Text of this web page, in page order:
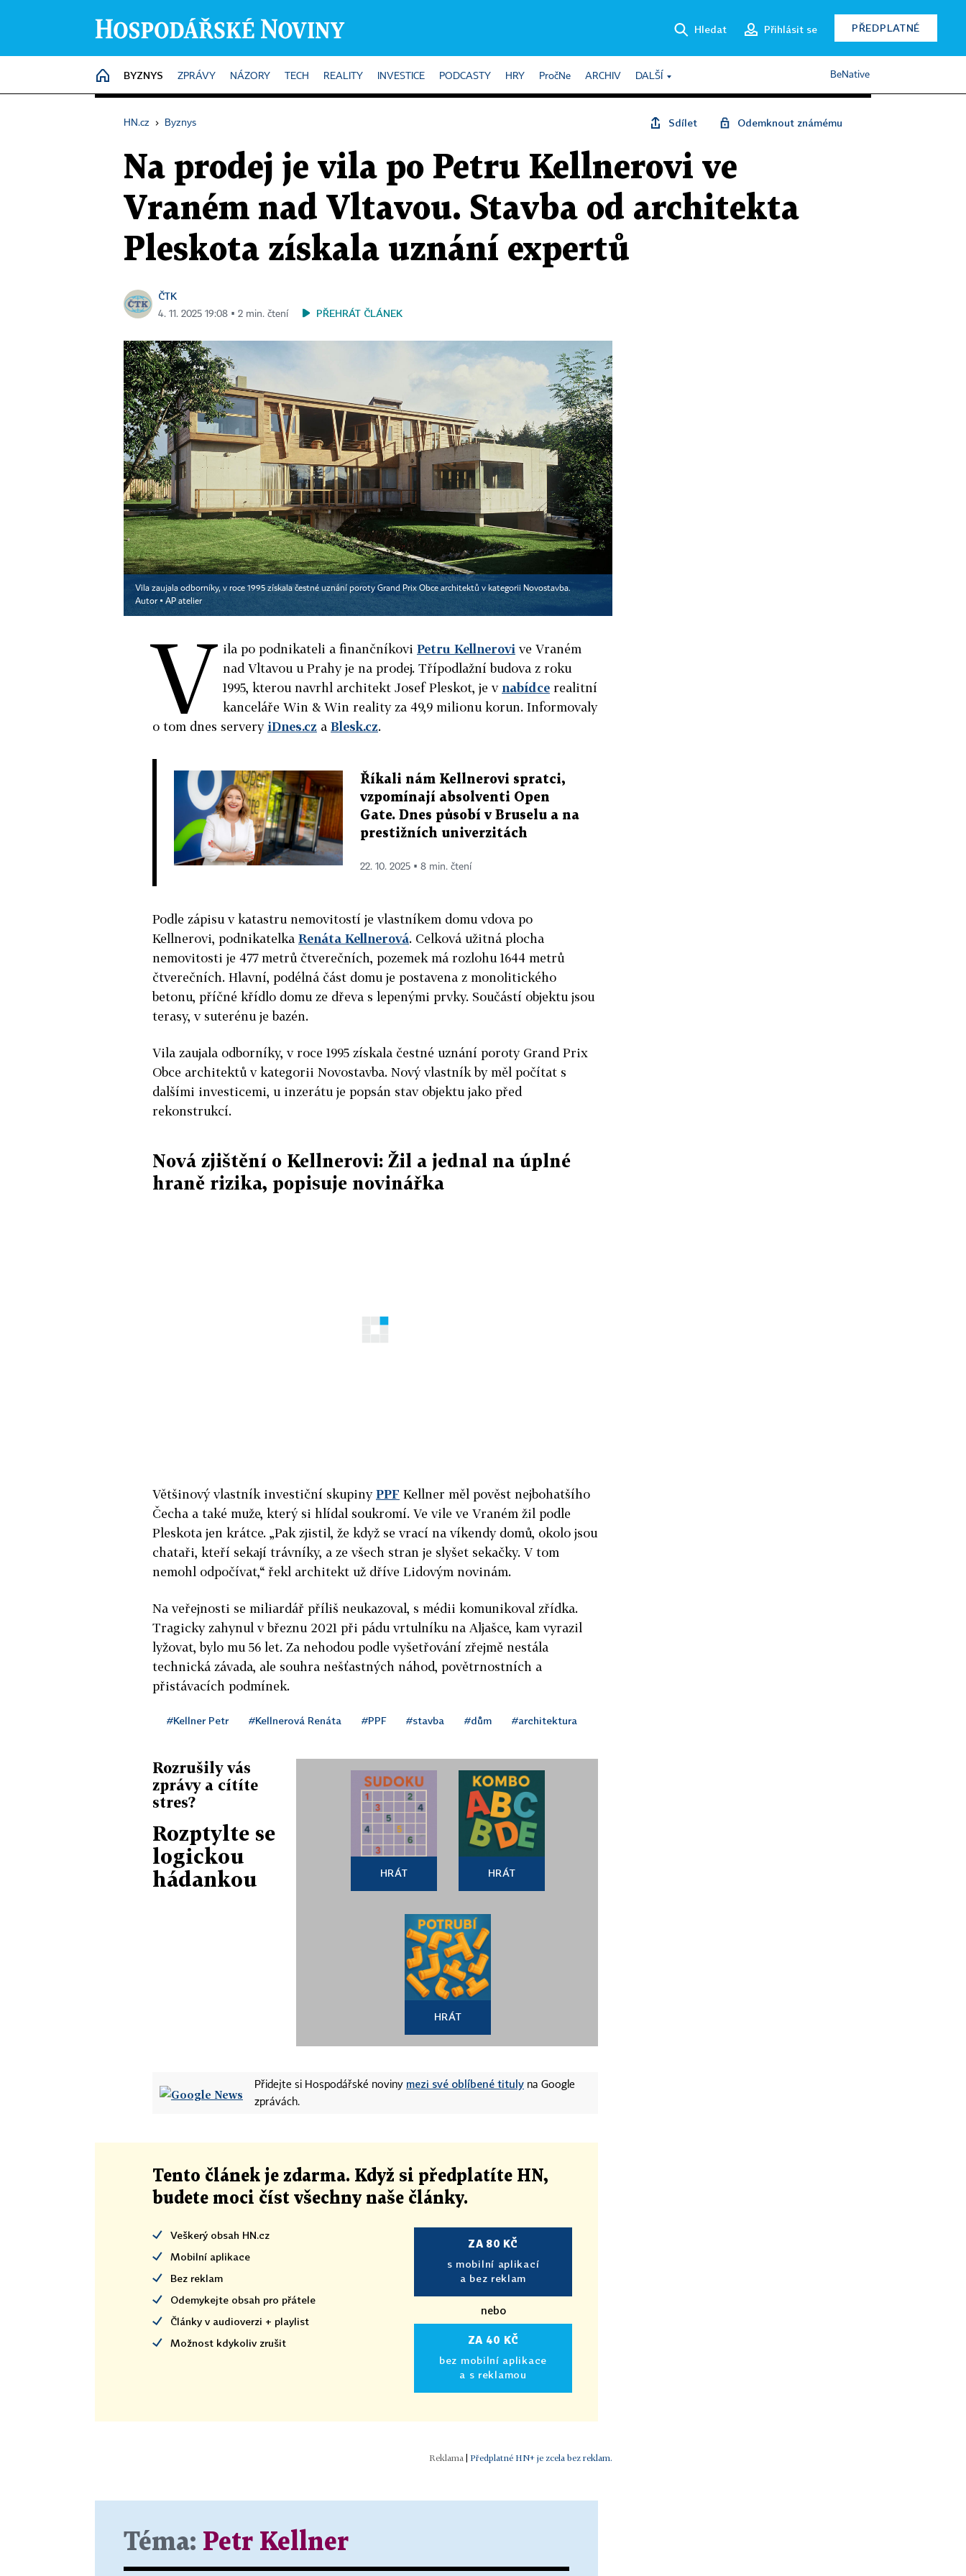
Hledat Přihlásit se PŘEDPLATNÉ
HOME
BYZNYS ZPRÁVY NÁZORY TECH REALITY INVESTICE PODCASTY HRY PročNe ARCHIV DALŠÍ BeNative
HN.cz › Byznys Sdílet Odemknout známému
Na prodej je vila po Petru Kellnerovi ve
Vraném nad Vltavou. Stavba od architekta
Pleskota získala uznání expertů
ČTK
4. 11. 2025 19:08 ▪ 2 min. čtení PŘEHRÁT ČLÁNEK
Vila zaujala odborníky, v roce 1995 získala čestné uznání poroty Grand Prix Obce architektů v kategorii Novostavba.
Autor ▪ AP atelier
V ila po podnikateli a finančníkovi Petru Kellnerovi ve Vraném
nad Vltavou u Prahy je na prodej. Třípodlažní budova z roku
1995, kterou navrhl architekt Josef Pleskot, je v nabídce realitní
kanceláře Win & Win reality za 49,9 milionu korun. Informovaly
o tom dnes servery iDnes.cz a Blesk.cz.
Říkali nám Kellnerovi spratci,
vzpomínají absolventi Open
Gate. Dnes působí v Bruselu a na
prestižních univerzitách
22. 10. 2025 ▪ 8 min. čtení
Podle zápisu v katastru nemovitostí je vlastníkem domu vdova po
Kellnerovi, podnikatelka Renáta Kellnerová. Celková užitná plocha
nemovitosti je 477 metrů čtverečních, pozemek má rozlohu 1644 metrů
čtverečních. Hlavní, podélná část domu je postavena z monolitického
betonu, příčné křídlo domu ze dřeva s lepenými prvky. Součástí objektu jsou
terasy, v suterénu je bazén.
Vila zaujala odborníky, v roce 1995 získala čestné uznání poroty Grand Prix
Obce architektů v kategorii Novostavba. Nový vlastník by měl počítat s
dalšími investicemi, u inzerátu je popsán stav objektu jako před
rekonstrukcí.
Nová zjištění o Kellnerovi: Žil a jednal na úplné
hraně rizika, popisuje novinářka
Většinový vlastník investiční skupinyPPF Kellner měl pověst nejbohatšího
Čecha a také muže, který si hlídal soukromí. Ve vile ve Vraném žil podle
Pleskota jen krátce. „Pak zjistil, že když se vrací na víkendy domů, okolo jsou
chataři, kteří sekají trávníky, a ze všech stran je slyšet sekačky. V tom
nemohl odpočívat,“ řekl architekt už dříve Lidovým novinám.
Na veřejnosti se miliardář příliš neukazoval, s médii komunikoval zřídka.
Tragicky zahynul v březnu 2021 při pádu vrtulníku na Aljašce, kam vyrazil
lyžovat, bylo mu 56 let. Za nehodou podle vyšetřování zřejmě nestála
technická závada, ale souhra nešťastných náhod, povětrnostních a
přistávacích podmínek.
#Kellner Petr #Kellnerová Renáta #PPF #stavba #dům #architektura
Rozrušily vás
zprávy a cítíte
stres?
Rozptylte se
logickou
hádankou
HRÁT HRÁT
HRÁT
Přidejte si Hospodářské noviny mezi své oblíbené tituly na Google
zprávách.
Tento článek je zdarma. Když si předplatíte HN,
budete moci číst všechny naše články.
Veškerý obsah HN.cz
Mobilní aplikace
Bez reklam
Odemykejte obsah pro přátele
Články v audioverzi + playlist
Možnost kdykoliv zrušit
ZA 80 KČ
s mobilní aplikací
a bez reklam
nebo
ZA 40 KČ
bez mobilní aplikace
a s reklamou
Předplatné HN+ je zcela bez reklam.
Téma: Petr Kellner